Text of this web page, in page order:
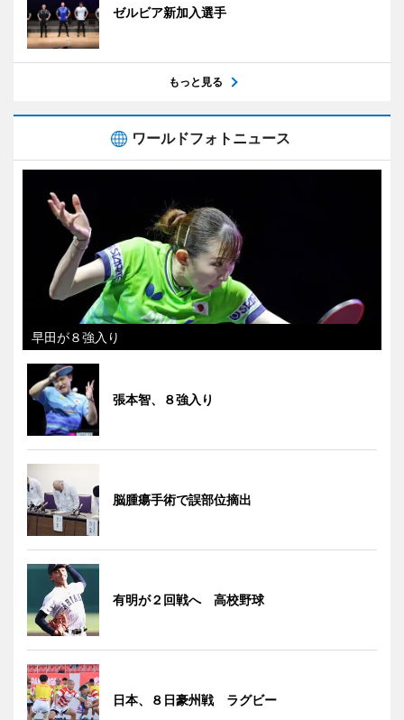
ゼルビア新加入選手
もっと見る
ワールドフォトニュース
早田が８強入り
張本智、８強入り
脳腫瘍手術で誤部位摘出
有明が２回戦へ 高校野球
日本、８日豪州戦 ラグビー